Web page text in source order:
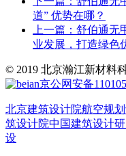
道” 优势在哪？
上一篇： 舒伯通无
业发展，打造绿色
© 2019 北京瀚江新材料
京公网安备
北京建筑设计院航空规
筑设计院中国建筑设计
设